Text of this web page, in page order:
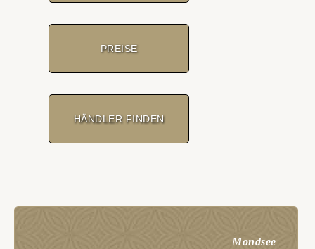
PREISE
HÄNDLER FINDEN
Mondsee